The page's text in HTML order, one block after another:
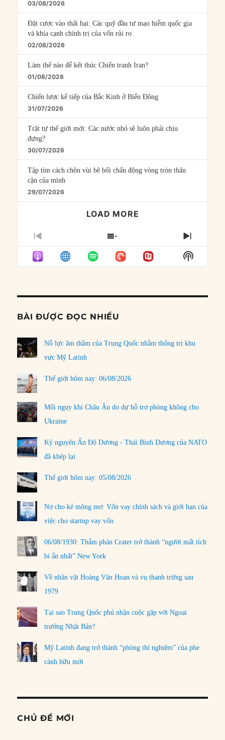
03/08/2026
Đặt cược vào thất bại: Các quỹ đầu tư mạo hiểm quốc gia
và khía cạnh chính trị của vốn rủi ro
02/08/2026
Làm thế nào để kết thúc Chiến tranh Iran?
01/08/2026
Chiến lược kế tiếp của Bắc Kinh ở Biển Đông
31/07/2026
Trật tự thế giới mới: Các nước nhỏ sẽ luôn phải chịu
đựng?
30/07/2026
Tập tìm cách chôn vùi bê bối chấn động vòng tròn thân
cận của mình
29/07/2026
LOAD MORE
PREVIOUS
EPISODE
SHOW
EPISODES
LIST
NEXT
Show
Podcast
BÀI ĐƯỢC ĐỌC NHIỀU
Nỗ lực âm thầm của Trung Quốc nhằm thống trị khu
vực Mỹ Latinh
Thế giới hôm nay: 06/08/2026
Mối nguy khi Châu Âu do dự hỗ trợ phòng không cho
Ukraine
Kỷ nguyên Ấn Độ Dương - Thái Bình Dương của NATO
đã khép lại
Thế giới hôm nay: 05/08/2026
Nợ cho kẻ mộng mơ: Vốn vay chính sách và giới hạn của
việc cho startup vay vốn
06/08/1930: Thẩm phán Crater trở thành “người mất tích
bí ẩn nhất” New York
Về nhân vật Hoàng Văn Hoan và vụ thanh trừng sau
1979
Tại sao Trung Quốc phủ nhận cuộc gặp với Ngoại
trưởng Nhật Bản?
Mỹ Latinh đang trở thành “phòng thí nghiệm” của phe
cánh hữu mới
CHỦ ĐỀ MỚI